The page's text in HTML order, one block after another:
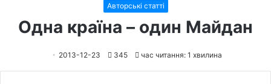
Авторські статті
Одна країна – один Майдан
2013-12-23 345 час читання: 1 хвилина